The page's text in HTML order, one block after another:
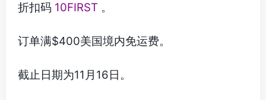
折扣码 10FIRST 。
订单满$400美国境内免运费。
截止日期为11月16日。